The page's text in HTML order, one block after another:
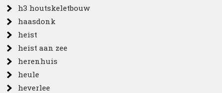
h3 houtskeletbouw
haasdonk
heist
heist aan zee
herenhuis
heule
heverlee